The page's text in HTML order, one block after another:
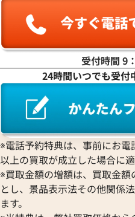
ヤ行
ワ行
受付時間 9
24時間いつでも受付
※電話予約特典は、事前にお
以上の買取が成立した場合に適
※買取金額の増額は、買取金
とし、景品表示法その他関係
ます。